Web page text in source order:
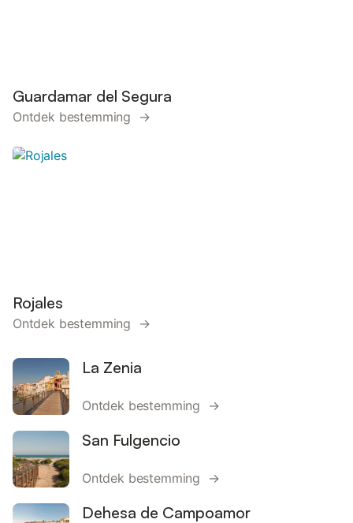
Guardamar del Segura
Ontdek bestemming →
Rojales
Ontdek bestemming →
La Zenia
Ontdek bestemming →
San Fulgencio
Ontdek bestemming →
Dehesa de Campoamor